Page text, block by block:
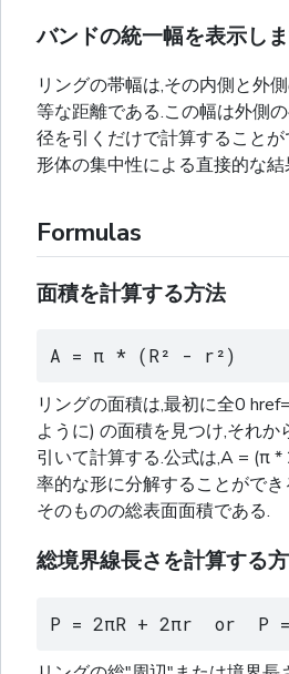
バンドの統一幅を表示し
リングの帯幅は,その内側と外
等な距離である.この幅は外側
径を引くだけで計算すること
形体の集中性による直接的な結
Formulas
面積を計算する方法
A = π * (R² - r²)
リングの面積は,最初に全0
ように) の面積を見つけ,それ
引いて計算する.公式は,A = (π
率的な形に分解することがで
そのものの総表面面積である.
総境界線長さを計算する
P = 2πR + 2πr  or  P